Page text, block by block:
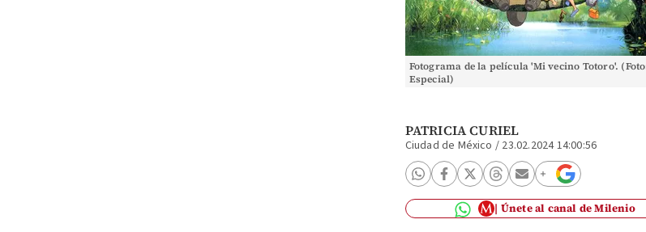
Fotograma de la película 'Mi vecino Totoro'.
Especial)
PATRICIA CURIEL
Ciudad de México / 23.02.2024 14:00:56
Únete al canal de Milenio